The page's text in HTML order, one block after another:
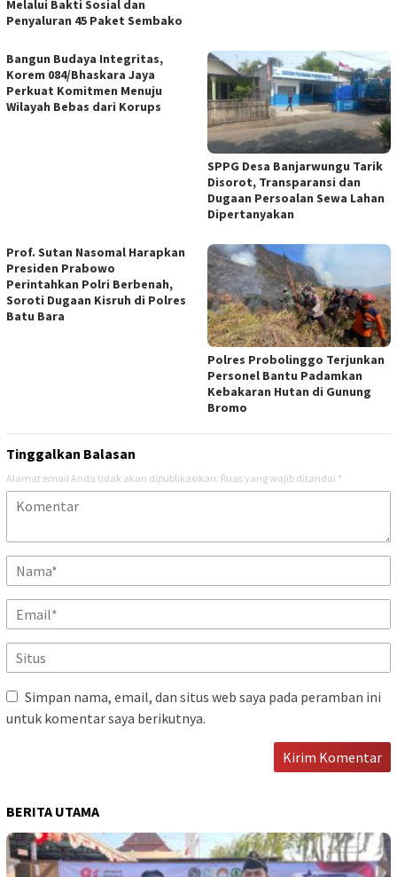
Melalui Bakti Sosial dan
Penyaluran 45 Paket Sembako
Bangun Budaya Integritas,
Korem 084/Bhaskara Jaya
Perkuat Komitmen Menuju
Wilayah Bebas dari Korups
SPPG Desa Banjarwungu Tarik
Disorot, Transparansi dan
Dugaan Persoalan Sewa Lahan
Dipertanyakan
Prof. Sutan Nasomal Harapkan
Presiden Prabowo
Perintahkan Polri Berbenah,
Soroti Dugaan Kisruh di Polres
Batu Bara
Polres Probolinggo Terjunkan
Personel Bantu Padamkan
Kebakaran Hutan di Gunung
Bromo
Tinggalkan Balasan
Alamat email Anda tidak akan dipublikasikan. Ruas yang wajib ditandai *
Simpan nama, email, dan situs web saya pada peramban ini
untuk komentar saya berikutnya.
BERITA UTAMA